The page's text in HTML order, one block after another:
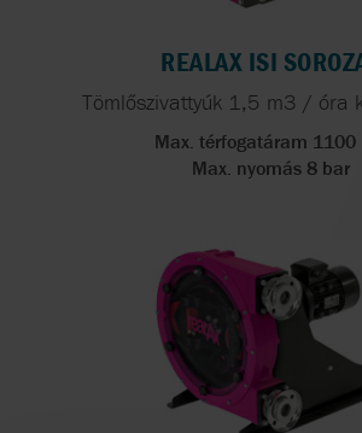
REALAX ISI
Tömlőszivattyúk 1,5 m3 / óra
Max. térfogatáram
Max. nyomás 8 bar